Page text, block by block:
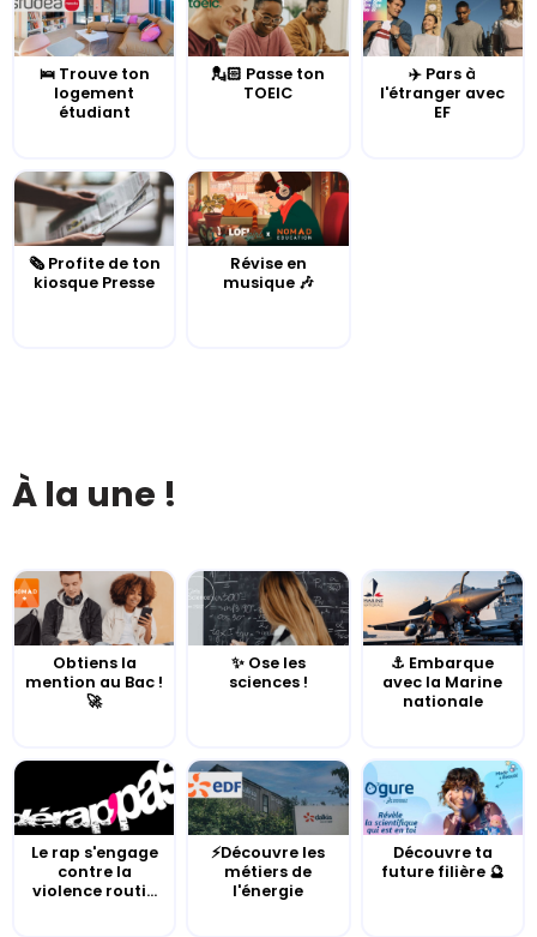
🛌 Trouve ton
logement
étudiant
💂🏻 Passe ton
TOEIC
✈️ Pars à
l'étranger avec
EF
🗞️ Profite de ton
kiosque Presse
Révise en
musique 🎶
À la une !
Obtiens la
mention au Bac !
🚀
✨ Ose les
sciences !
⚓️ Embarque
avec la Marine
nationale
Le rap s'engage
contre la
violence routi...
⚡Découvre les
métiers de
l'énergie
Découvre ta
future filière 🔮